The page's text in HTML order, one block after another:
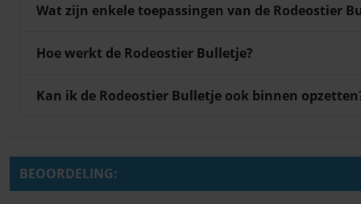
Wat zijn enkele toepassingen van de Rodeostier
Hoe werkt de Rodeostier Bulletje?
Kan ik de Rodeostier Bulletje ook binnen
BEOORDELING: